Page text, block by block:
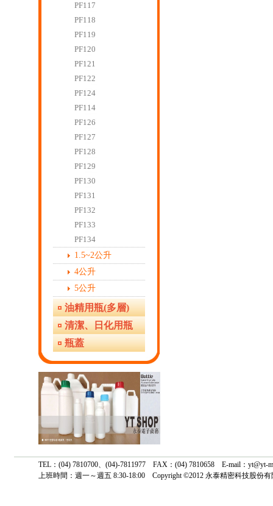
PF117
PF118
PF119
PF120
PF121
PF122
PF124
PF114
PF126
PF127
PF128
PF129
PF130
PF131
PF132
PF133
PF134
1.5~2公升
4公升
5公升
油精用瓶(多層)
清潔、日化用瓶
瓶蓋
TEL：(04) 7810700、(04)-7811977 FAX：(04) 7810658 E-mail：
上班時間：週一～週五 8:30-18:00 Copyright ©2012 永泰精密科技股份